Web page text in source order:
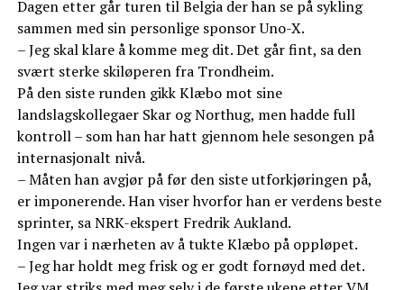
Dagen etter går turen til Belgia der han se på sykling
sammen med sin personlige sponsor Uno-X.
– Jeg skal klare å komme meg dit. Det går fint, sa den
svært sterke skiløperen fra Trondheim.
På den siste runden gikk Klæbo mot sine
landslagskollegaer Skar og Northug, men hadde full
kontroll – som han har hatt gjennom hele sesongen på
internasjonalt nivå.
– Måten han avgjør på før den siste utforkjøringen på,
er imponerende. Han viser hvorfor han er verdens beste
sprinter, sa NRK-ekspert Fredrik Aukland.
Ingen var i nærheten av å tukte Klæbo på oppløpet.
– Jeg har holdt meg frisk og er godt fornøyd med det.